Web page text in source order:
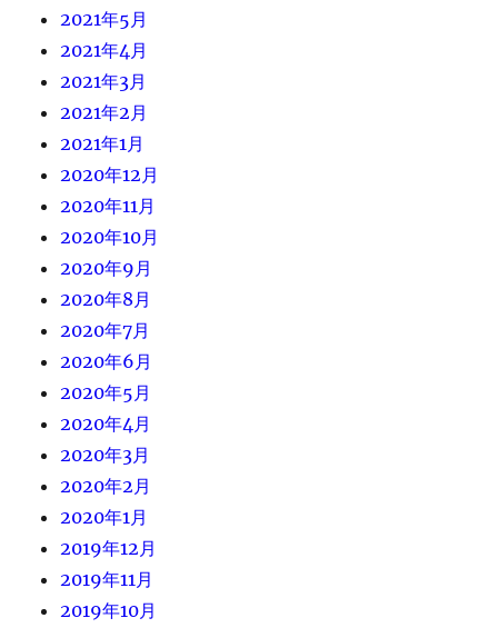
2021年5月
2021年4月
2021年3月
2021年2月
2021年1月
2020年12月
2020年11月
2020年10月
2020年9月
2020年8月
2020年7月
2020年6月
2020年5月
2020年4月
2020年3月
2020年2月
2020年1月
2019年12月
2019年11月
2019年10月